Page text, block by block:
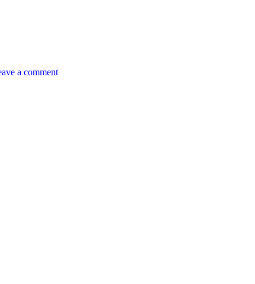
a comment